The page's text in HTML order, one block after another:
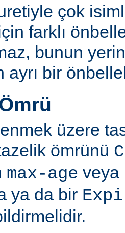
çok
farklı
bunun
ayrı bir
üzere
ömrünü
max-age veya
ya da bir